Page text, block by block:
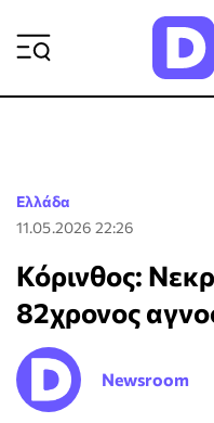
Ελλάδα
11.05.2026 22:26
Κόρινθος:
82χρονος
Newsroom